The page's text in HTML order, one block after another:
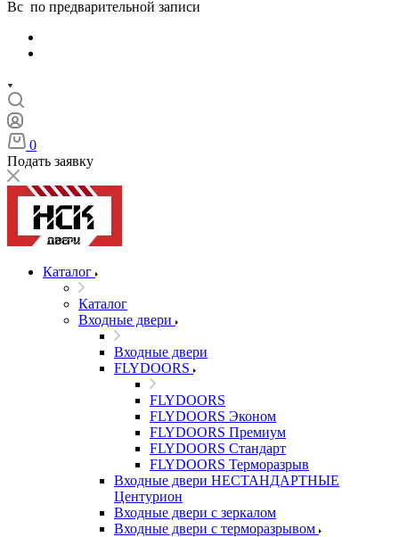
Вс по предварительной записи
0
Подать заявку
Каталог
Каталог
Входные двери
Входные двери
FLYDOORS
FLYDOORS
FLYDOORS Эконом
FLYDOORS Премиум
FLYDOORS Стандарт
FLYDOORS Терморазрыв
Входные двери НЕСТАНДАРТНЫЕ
Центурион
Входные двери с зеркалом
Входные двери с терморазрывом